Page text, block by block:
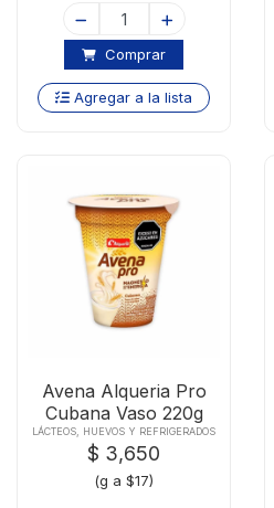
Comprar
Agregar a la lista
Avena Alqueria Pro
Cubana Vaso 220g
LÁCTEOS, HUEVOS Y REFRIGERADOS
$ 3,650
(g a $17)